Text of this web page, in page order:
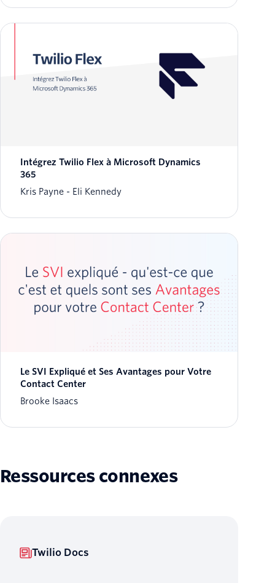
Intégrez Twilio Flex à Microsoft Dynamics
365
Kris Payne
Eli Kennedy
Le SVI Expliqué et Ses Avantages pour Votre
Contact Center
Brooke Isaacs
Ressources connexes
Twilio Docs